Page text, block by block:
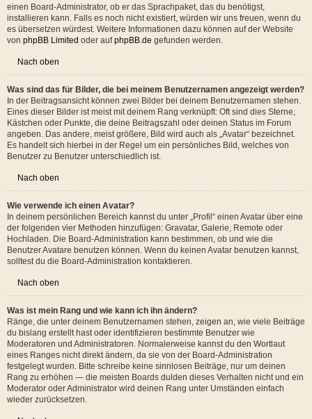
Nach oben
Meine Sprache steht auf diesem Board nicht zur Auswahl!
oder niemand hat das Forum bislang in deine Sprache übersetzt. Frage ggf.
einen Board-Administrator, ob er das Sprachpaket, das du benötigst,
installieren kann. Falls es noch nicht existiert, würden wir uns freuen, wenn du
es übersetzen würdest. Weitere Informationen dazu können auf der Website
vonphpBB Limited oder aufphpBB.degefunden werden.
Nach oben
Was sind das für Bilder, die bei meinem Benutzernamen angezeigt werden?
Eines dieser Bilder ist meist mit deinem Rang verknüpft: Oft sind dies Sterne,
Kästchen oder Punkte, die deine Beitragszahl oder deinen Status im Forum
angeben. Das andere, meist größere, Bild wird auch als „Avatar“ bezeichnet.
Es handelt sich hierbei in der Regel um ein persönliches Bild, welches von
Benutzer zu Benutzer unterschiedlich ist.
Nach oben
In deinem persönlichen Bereich kannst du unter „Profil“ einen Avatar über eine
der folgenden vier Methoden hinzufügen: Gravatar, Galerie, Remote oder
Hochladen. Die Board-Administration kann bestimmen, ob und wie die
Benutzer Avatare benutzen können. Wenn du keinen Avatar benutzen kannst,
solltest du die Board-Administration kontaktieren.
Nach oben
Was ist mein Rang und wie kann ich ihn ändern?
Ränge, die unter deinem Benutzernamen stehen, zeigen an, wie viele Beiträge
du bislang erstellt hast oder identifizieren bestimmte Benutzer wie